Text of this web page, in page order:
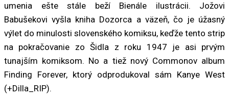
umenia ešte stále beží Bienále ilustrácii. Jožovi
Babušekovi vyšla kniha Dozorca a väzeň, čo je úžasný
výlet do minulosti slovenského komiksu, keďže tento strip
na pokračovanie zo Šidla z roku 1947 je asi prvým
tunajším komiksom. No a tiež nový Commonov album
Finding Forever, ktorý odprodukoval sám Kanye West
(+Dilla_RIP).